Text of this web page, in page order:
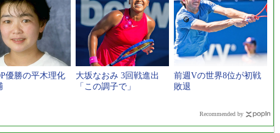
優勝の平木理化
大坂なおみ 3回戦進出
「この調子で」
前週Vの世界8位が初戦
敗退
Recommended by